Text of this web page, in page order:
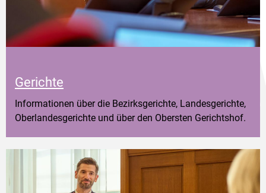
Gerichte
Informationen über die Bezirksgerichte, Landesgerichte,
Oberlandesgerichte und über den Obersten Gerichtshof.